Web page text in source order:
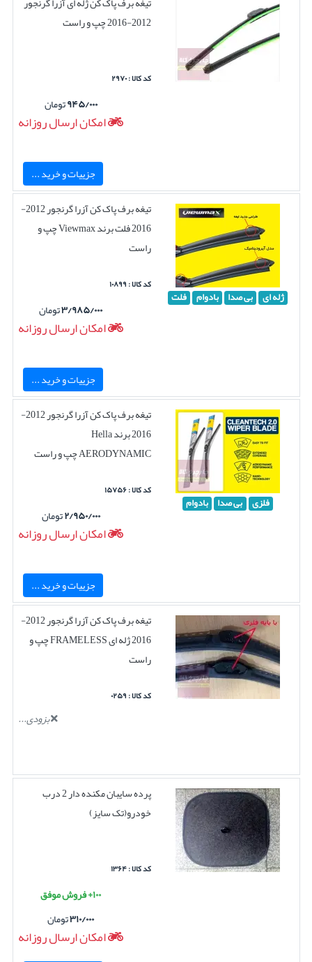
2012-2016 چپ و راست
کد کالا : ۲۹۷۰
۹۴۵/۰۰۰تومان
امکان ارسال روزانه
جزییات و خرید ...
ژله ای بی صدا بادوام فلت
تیغه برف پاک کن آزرا گرنجور 2012-
2016 فلت برند Viewmax چپ و
راست
کد کالا : ۱۰۸۹۹
۳/۹۸۵/۰۰۰تومان
امکان ارسال روزانه
جزییات و خرید ...
فلزی بی صدا بادوام
تیغه برف پاک کن آزرا گرنجور 2012-
2016 برند Hella
AERODYNAMIC چپ و راست
کد کالا : ۱۵۷۵۶
۲/۹۵۰/۰۰۰تومان
امکان ارسال روزانه
جزییات و خرید ...
تیغه برف پاک کن آزرا گرنجور 2012-
2016 ژله ای FRAMELESS چپ و
راست
کد کالا : ۰۲۵۹
بزودی...
پرده سایبان مکنده دار 2 درب
خودرو(تک سایز)
کد کالا : ۱۳۶۴
۱۰۰+ فروش موفق
۳۱۰/۰۰۰تومان
امکان ارسال روزانه